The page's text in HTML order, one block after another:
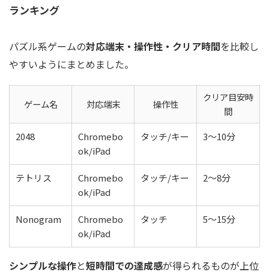
ランキング
パズル系ゲームの対応端末・操作性・クリア時間を比較し
やすいようにまとめました。
ゲーム名 対応端末 操作性
クリア目安時
間
2048
Chromebo
ok/iPad
タッチ/キー 3～10分
テトリス
Chromebo
ok/iPad
タッチ/キー 2～8分
Nonogram
Chromebo
ok/iPad
タッチ 5～15分
シンプルな操作と短時間での達成感が得られるものが上位